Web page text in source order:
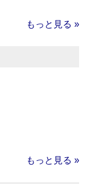
もっと見る »
もっと見る »